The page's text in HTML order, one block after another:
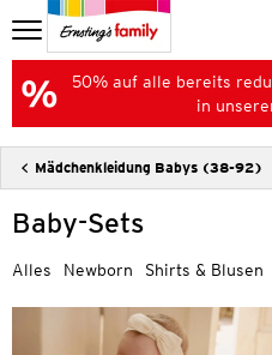
50% auf alle bereits
in
Mädchenkleidung Babys (38-92)
Baby-Sets
Alles Newborn Shirts & Blusen